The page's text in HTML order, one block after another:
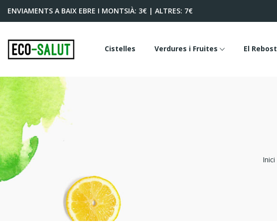
ENVIAMENTS A BAIX EBRE I MONTSIÀ: 3€ | ALTRES: 7€
Cistelles Verdures i Fruites El Rebost
Inici